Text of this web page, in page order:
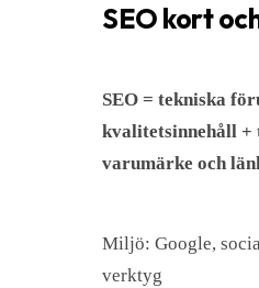
SEO kort
SEO = tekniska
kvalitetsinnehåll
varumärke och
Miljö: Google,
verktyg